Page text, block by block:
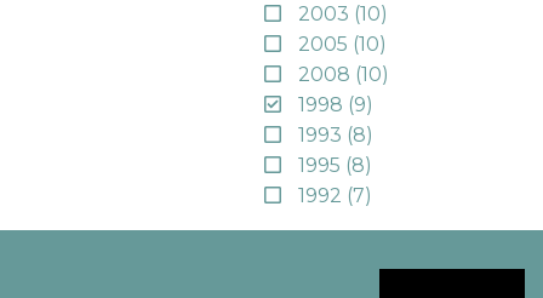
2003 (10)
2005 (10)
2008 (10)
1998 (9)
1993 (8)
1995 (8)
1992 (7)